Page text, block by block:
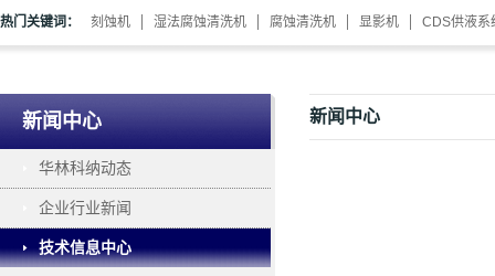
热门关键词： 刻蚀机 湿法腐蚀清洗机 腐蚀清洗机 显影机 CDS供液系
新闻中心
华林科纳动态
企业行业新闻
技术信息中心
新闻中心